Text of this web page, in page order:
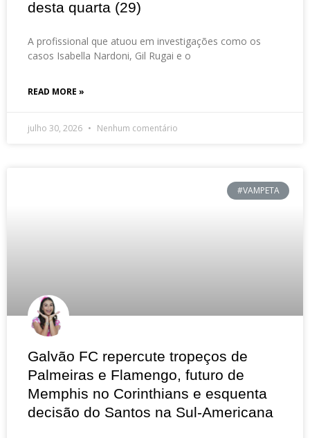
desta quarta (29)
A profissional que atuou em investigações como os
casos Isabella Nardoni, Gil Rugai e o
READ MORE »
julho 30, 2026 Nenhum comentário
#VAMPETA
Galvão FC repercute tropeços de
Palmeiras e Flamengo, futuro de
Memphis no Corinthians e esquenta
decisão do Santos na Sul-Americana